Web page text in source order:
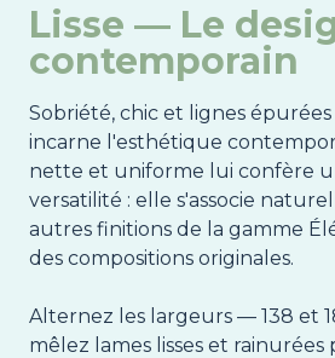
Lisse — Le
contemporain
Sobriété, chic et lignes épurées
incarne l'esthétique
nette et uniforme lui confère
versatilité : elle s'associe
autres finitions de la gamme
des compositions originales.
Alternez les largeurs — 138 et
mêlez lames lisses et